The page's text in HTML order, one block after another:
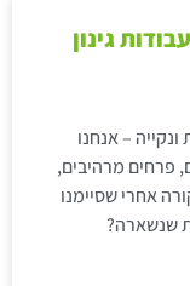
גינון
– אנחנו
פרחים מרהיבים,
אחרי שסיימנו
שנשארה?